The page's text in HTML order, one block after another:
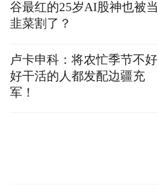
谷最红的25岁AI股神也被当
韭菜割了？
卢卡申科：将农忙季节不好
好干活的人都发配边疆充
军！